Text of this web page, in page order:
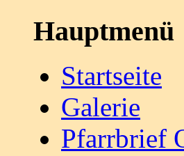
Hauptmenü
Startseite
Galerie
Pfarrbrief